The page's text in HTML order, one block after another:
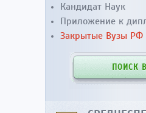
Кандидат Наук
Приложение к
Закрытые Вузы РФ
ПОИСК